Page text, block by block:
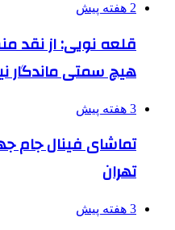
2 هفته پیش
قلعه نویی: از نقد
هیچ سمتی ماندگار
3 هفته پیش
تماشای فینال جام
تهران
3 هفته پیش